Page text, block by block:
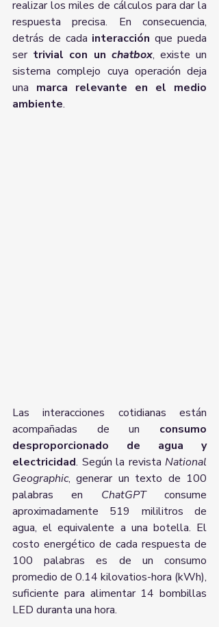
realizar los miles de cálculos para dar la
respuesta precisa. En consecuencia,
detrás de cada interacción que pueda
ser trivial con un chatbox, existe un
sistema complejo cuya operación deja
una marca relevante en el medio
ambiente.
Las interacciones cotidianas están
acompañadas de un consumo
desproporcionado de agua y
electricidad. Según la revista National
Geographic, generar un texto de 100
palabras en ChatGPT consume
aproximadamente 519 mililitros de
agua, el equivalente a una botella. El
costo energético de cada respuesta de
100 palabras es de un consumo
promedio de 0.14 kilovatios-hora (kWh),
suficiente para alimentar 14 bombillas
LED duranta una hora.